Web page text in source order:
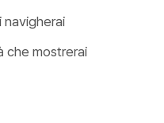
navigherai
che mostrerai